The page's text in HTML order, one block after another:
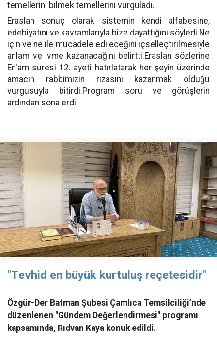
temellerini bilmek temellerini vurguladı.
Eraslan sonuç olarak sistemin kendi alfabesine,
edebiyatını ve kavramlarıyla bize dayattığını söyledi.Ne
için ve ne ile mücadele edileceğini içselleçtirilmesiyle
anlam ve ivme kazanacağını belirtti.Eraslan sözlerine
En'am suresi 12. ayeti hatırlatarak her şeyin üzerinde
amacın rabbimizin rızasını kazanmak olduğu
vurgusuyla bitirdi.Program soru ve görüşlerin
ardından sona erdi.
"Tevhid en büyük kurtuluş reçetesidir"
Özgür-Der Batman Şubesi Çamlıca Temsilciliği’nde
düzenlenen "Gündem Değerlendirmesi" programı
kapsamında, Rıdvan Kaya konuk edildi.